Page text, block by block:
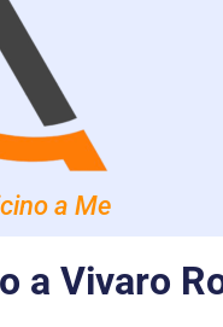
a Me
a Vivaro